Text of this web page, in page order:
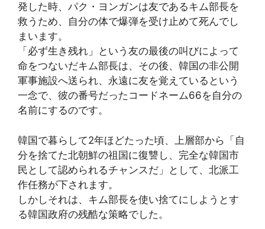
発した時、パク・ヨンガンは友であるキム部長を
救うため、自分の体で爆弾を受け止めて死んでし
まいます。
「必ず生き残れ」という友の最後の叫びによって
命をつないだキム部長は、その後、韓国の非公開
軍事施設へ送られ、永遠に友を覚えているという
一念で、彼の番号だったコードネーム66を自分の
名前にするのです。
韓国で暮らして2年ほどたった頃、上層部から「自
分を捨てた北朝鮮の祖国に復讐し、完全な韓国市
民として認められるチャンスだ」として、北派工
作任務が下されます。
しかしそれは、キム部長を使い捨てにしようとす
る韓国政府の残酷な策略でした。